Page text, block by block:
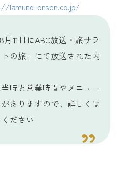
lamune-onsen.co.jp/
11日にABC放送・旅サラ
の旅」にて放送された内
時と営業時間やメニュー
ありますので、詳しくは
ださい